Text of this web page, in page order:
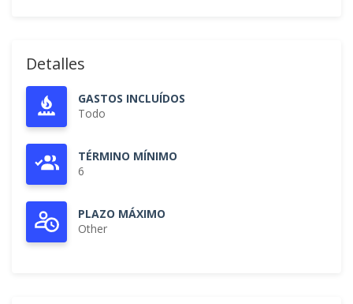
Detalles
GASTOS INCLUÍDOS
Todo
TÉRMINO MÍNIMO
6
PLAZO MÁXIMO
Other